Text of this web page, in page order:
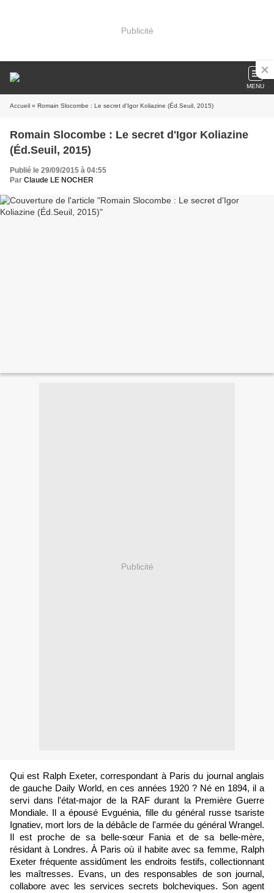
Publicité
MENU
Accueil » Romain Slocombe : Le secret d'Igor Koliazine (Éd.Seuil, 2015)
Romain Slocombe : Le secret d'Igor Koliazine
(Éd.Seuil, 2015)
Publié le 29/09/2015 à 04:55
Par Claude LE NOCHER
Publicité
Qui est Ralph Exeter, correspondant à Paris du journal anglais
de gauche Daily World, en ces années 1920 ? Né en 1894, il a
servi dans l'état-major de la RAF durant la Première Guerre
Mondiale. Il a épousé Evguénia, fille du général russe tsariste
Ignatiev, mort lors de la débâcle de l'armée du général Wrangel.
Il est proche de sa belle-sœur Fania et de sa belle-mère,
résidant à Londres. À Paris où il habite avec sa femme, Ralph
Exeter fréquente assidûment les endroits festifs, collectionnant
les maîtresses. Evans, un des responsables de son journal,
collabore avec les services secrets bolcheviques. Son agent